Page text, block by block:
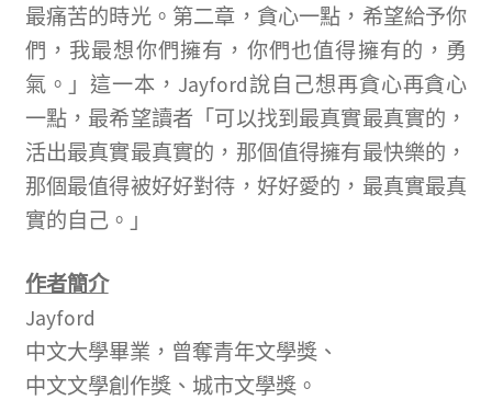
最痛苦的時光。第二章，貪心一點，希望給予你
們，我最想你們擁有，你們也值得擁有的，勇
氣。」這一本，Jayford說自己想再貪心再貪心
一點，最希望讀者「可以找到最真實最真實的，
活出最真實最真實的，那個值得擁有最快樂的，
那個最值得被好好對待，好好愛的，最真實最真
實的自己。」
作者簡介
Jayford
中文大學畢業，曾奪青年文學獎、
中文文學創作獎、城市文學獎。